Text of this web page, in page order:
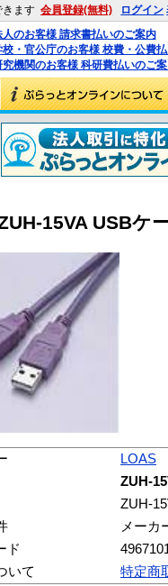
きます 会員登録(無料) ログイン
人のお客様 請求書払いのご案内
校・官公庁のお客様 校費・公費
究機関のお客様 科研費払いのご
15VA USBケ
LOAS
ZUH-
ZUH-
メーカ
ド
いて
特定商